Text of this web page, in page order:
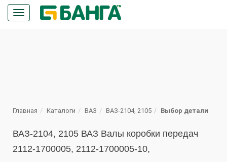
Кнопка
меню
Главная Каталоги ВАЗ ВАЗ-2104, 2105 Выбор детали
ВАЗ-2104, 2105 ВАЗ Валы коробки передач
2112-1700005, 2112-1700005-10,